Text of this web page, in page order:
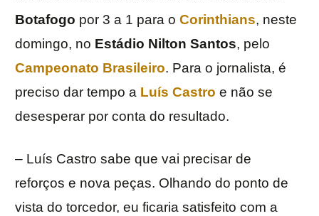
Botafogo por 3 a 1 para o Corinthians, neste
domingo, no Estádio Nilton Santos, pelo
Campeonato Brasileiro. Para o jornalista, é
preciso dar tempo a Luís Castro e não se
desesperar por conta do resultado.
– Luís Castro sabe que vai precisar de
reforços e nova peças. Olhando do ponto de
vista do torcedor, eu ficaria satisfeito com a